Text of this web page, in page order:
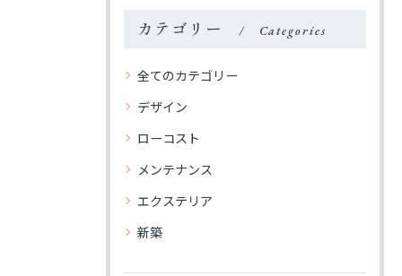
カテゴリー Categories
全てのカテゴリー
デザイン
ローコスト
メンテナンス
エクステリア
新築
お問い合わせ・ご相談はこちら
お問い合わせ・ご相談はこちら